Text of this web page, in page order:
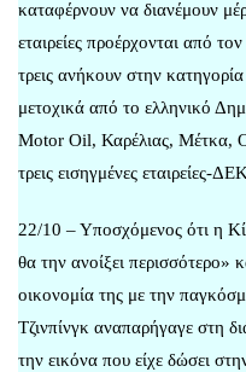
καταφέρνουν να διανέμουν
εταιρείες προέρχονται από
τρεις ανήκουν στην
μετοχικά από το ελληνικό
Motor Oil, Καρέλιας, Μέτκα,
τρεις εισηγμένες
22/10 – Υποσχόμενος ότι η
θα την ανοίξει περισσότερο»
οικονομία της με την
Τζινπίνγκ αναπαρήγαγε στη
την εικόνα που είχε δώσει